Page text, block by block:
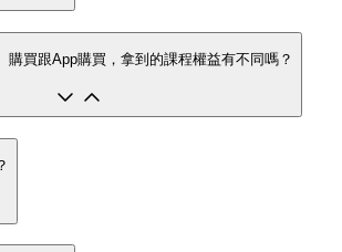
購買跟App購買，拿到的課程權益有不同嗎？